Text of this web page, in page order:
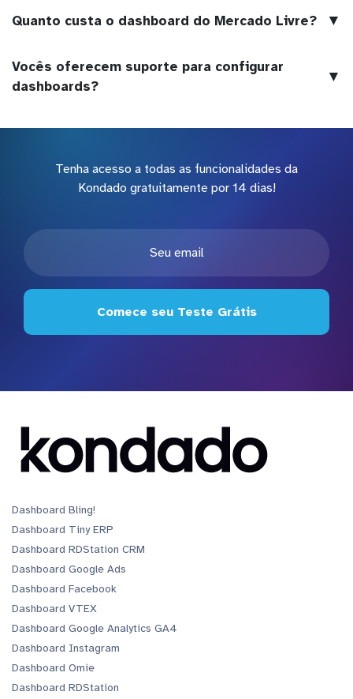
Quanto custa o dashboard do Mercado Livre? ▼
Vocês oferecem suporte para configurar
dashboards?
▼
Tenha acesso a todas as funcionalidades da
Kondado gratuitamente por 14 dias!
Comece seu Teste Grátis
Dashboard Bling!
Dashboard Tiny ERP
Dashboard RDStation CRM
Dashboard Google Ads
Dashboard Facebook
Dashboard VTEX
Dashboard Google Analytics GA4
Dashboard Instagram
Dashboard Omie
Dashboard RDStation